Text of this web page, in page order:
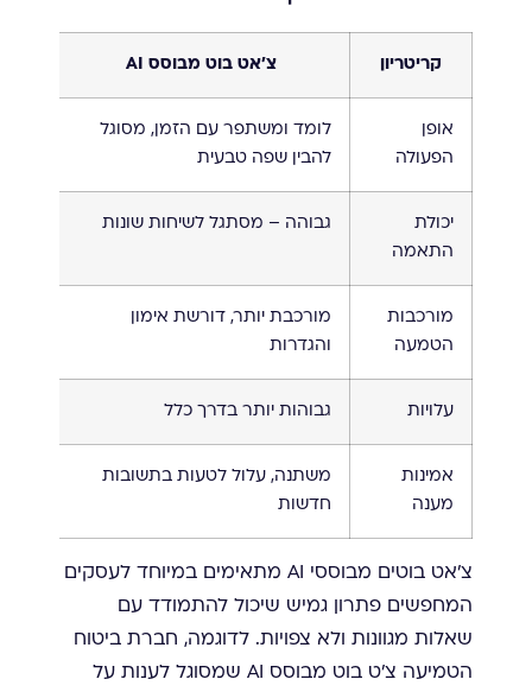
קריטריון צ'אט בוט מבוסס AI
אופן
הפעולה
לומד ומשתפר עם הזמן, מסוגל
להבין שפה טבעית
יכולת
התאמה
גבוהה – מסתגל לשיחות שונות
מורכבות
הטמעה
מורכבת יותר, דורשת אימון
והגדרות
עלויות גבוהות יותר בדרך כלל
אמינות
מענה
משתנה, עלול לטעות בתשובות
חדשות
צ'אט בוטים מבוססי AI מתאימים במיוחד לעסקים
המחפשים פתרון גמיש שיכול להתמודד עם
שאלות מגוונות ולא צפויות. לדוגמה, חברת ביטוח
הטמיעה צ'ט בוט מבוסס AI שמסוגל לענות על